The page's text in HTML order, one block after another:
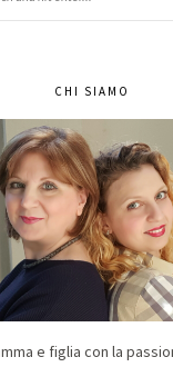
CHI SIAMO
e figlia con la